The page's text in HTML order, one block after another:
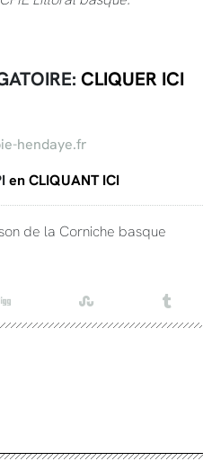
CLIQUER ICI
hendaye.fr
en CLIQUANT ICI
de la Corniche basque